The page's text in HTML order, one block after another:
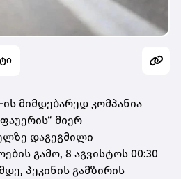
ის მიმდებარედ კომპანია
მიერ
დაგეგმილი
გამო, 8 აგვისტოს 00:30
პეკინის გამზირის